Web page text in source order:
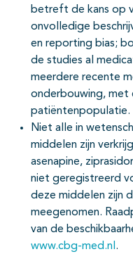
betreft de kans op
onvolledige
en reporting bias;
de studies al
meerdere recente
onderbouwing, met
patiëntenpopulatie.
Niet alle in
middelen zijn
asenapine,
niet geregistreerd
deze middelen zijn
meegenomen.
van de
www.cbg-med.nl .